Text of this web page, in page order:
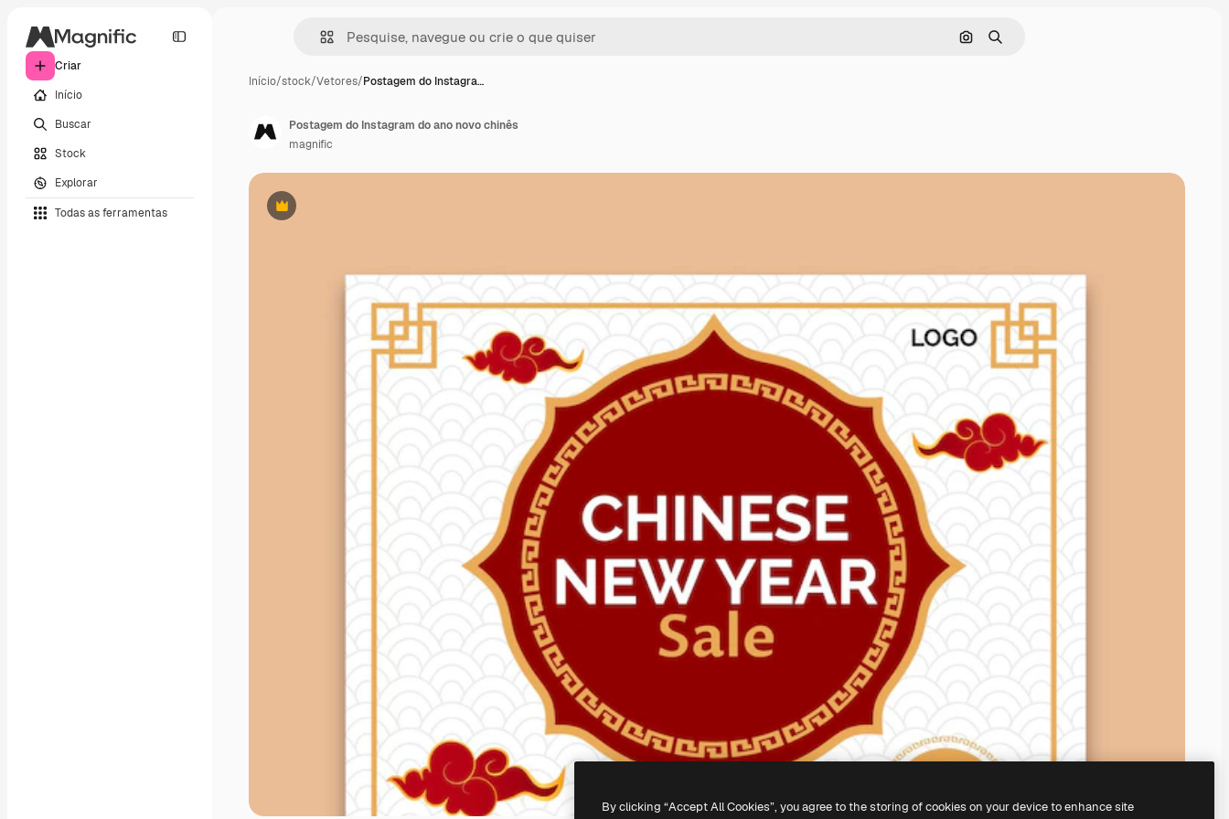
Criar
Início
Buscar
Stock
Explorar
Todas as ferramentas
Pesquisar por imagem
Buscar
Início/stock/Vetores/Postagem do Instagra…
Premium
Postagem do Instagram do ano novo chinês
magnific
By clicking “Accept All Cookies”, you agree to the storing of cookies on your device to enhance site